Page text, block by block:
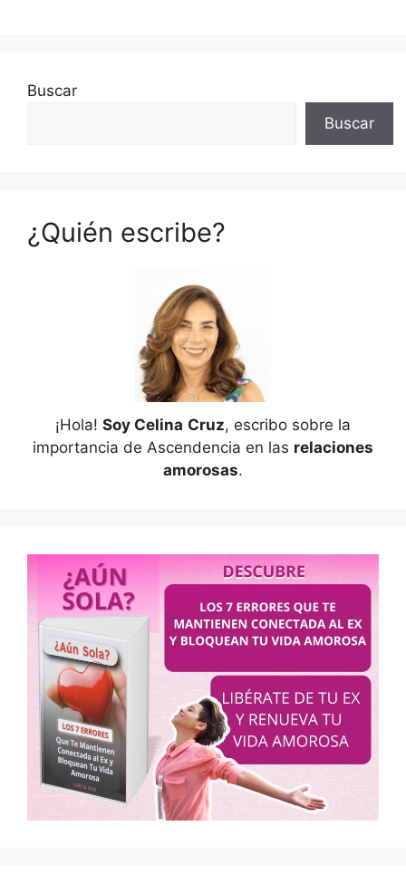
Buscar
Buscar
¿Quién escribe?
¡Hola! Soy Celina Cruz, escribo sobre la
importancia de Ascendencia en las relaciones
amorosas.